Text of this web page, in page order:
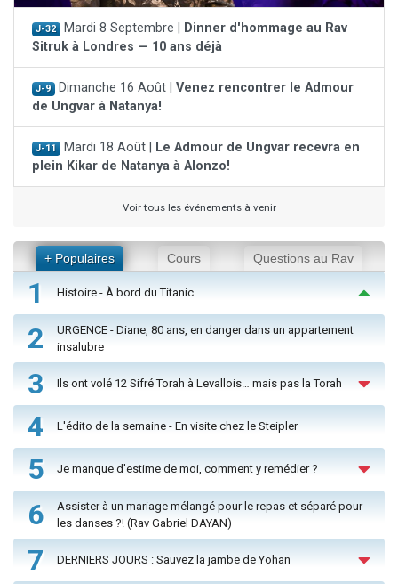
J-32 Mardi 8 Septembre |
Dinner d'hommage au Rav
Sitruk à Londres — 10 ans déjà
J-9 Dimanche 16 Août | Venez rencontrer le Admour
de Ungvar à Natanya!
J-11 Mardi 18 Août |
Le Admour de Ungvar recevra en
plein Kikar de Natanya à Alonzo!
Voir tous les événements à venir
+ Populaires Cours Questions au Rav
1 Histoire - À bord du Titanic
2
URGENCE - Diane, 80 ans, en danger dans un appartement
insalubre
3 Ils ont volé 12 Sifré Torah à Levallois… mais pas la Torah
4 L'édito de la semaine - En visite chez le Steipler
5 Je manque d'estime de moi, comment y remédier ?
6
Assister à un mariage mélangé pour le repas et séparé pour
les danses ?! (Rav Gabriel DAYAN)
7 DERNIERS JOURS : Sauvez la jambe de Yohan